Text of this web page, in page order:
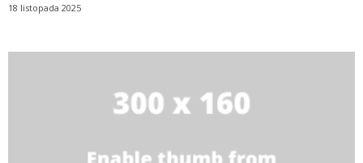
18 listopada 2025